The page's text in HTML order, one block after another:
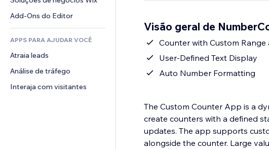
Calculadoras
Busca
Previsão do tempo
Tabelas e gráficos
Comunidade
Avaliações e depoimentos
CRM
Add-Ons do Editor
APPS PARA AJUDAR VOCÊ
Atraia leads
Análise de tráfego
Interaja com visitantes
Visão geral de
Counter with Custom Range
User-Defined Text Display
Auto Number Formatting
The Custom Counter App is a
create counters with a defined
updates. The app supports
alongside the counter. Large